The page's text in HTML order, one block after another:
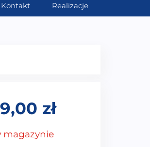
Kontakt Realizacje
zł
magazynie